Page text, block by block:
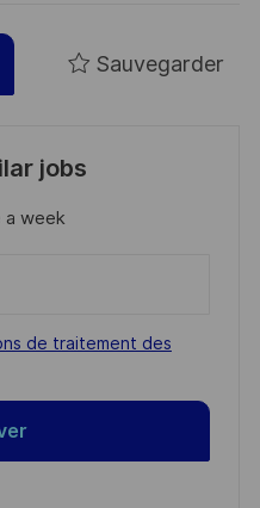
Sauvegarder
jobs
a week
de traitement des